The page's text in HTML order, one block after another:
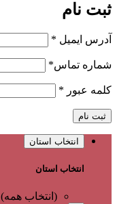
ثبت نام
آدرس ایمیل *
شماره تماس*
کلمه عبور *
ثبت نام
انتخاب استان
انتخاب استان
(انتخاب همه)